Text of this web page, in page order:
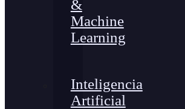
&
Machine
Learning
Inteligencia
Artificial